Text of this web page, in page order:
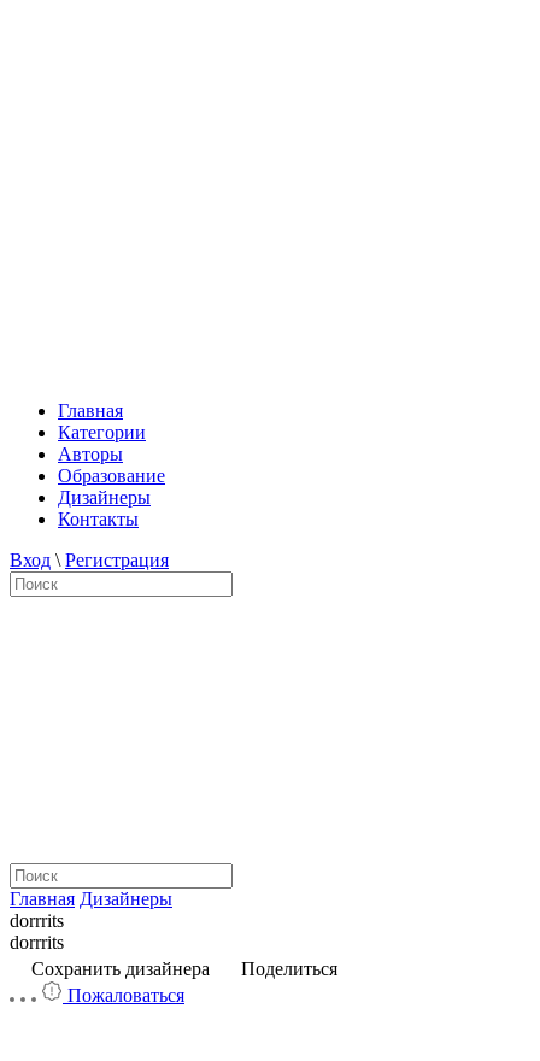
Главная
Категории
Авторы
Образование
Дизайнеры
Контакты
Вход \ Регистрация
Главная Дизайнеры
dorrrits
dorrrits
Сохранить дизайнера
Поделиться
Пожаловаться